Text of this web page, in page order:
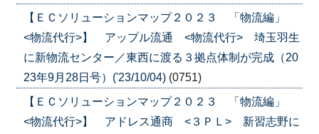
【ＥＣソリューションマップ２０２３ 「物流編」
<物流代行>】 アップル流通 <物流代行> 埼玉羽生
に新物流センター／東西に渡る３拠点体制が完成（20
23年9月28日号）('23/10/04) (0751)
【ＥＣソリューションマップ２０２３ 「物流編」
<物流代行>】 アドレス通商 <３ＰＬ> 新習志野に